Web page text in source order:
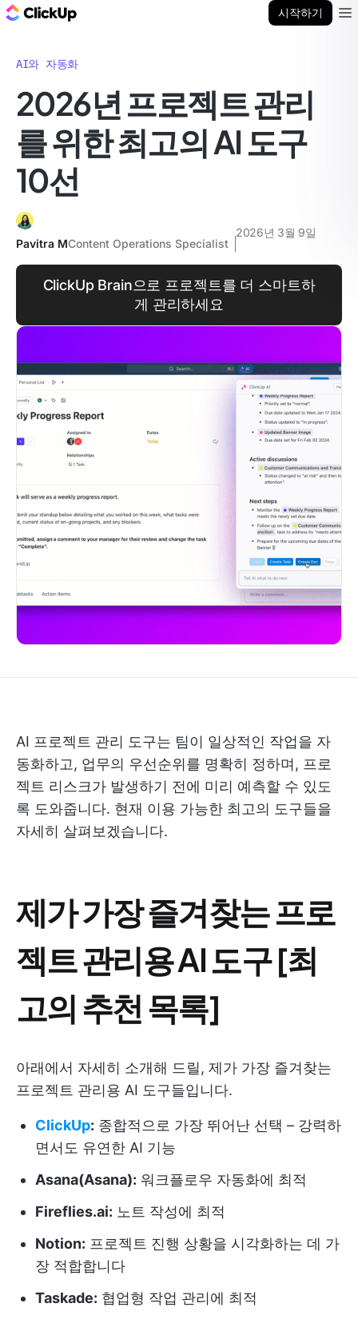
시작하기
AI와 자동화
2026년 프로젝트 관리
를 위한 최고의 AI 도구
10선
Pavitra MContent Operations Specialist
2026년 3월 9일
ClickUp Brain으로 프로젝트를 더 스마트하
게 관리하세요
AI 프로젝트 관리 도구는 팀이 일상적인 작업을 자
동화하고, 업무의 우선순위를 명확히 정하며, 프로
젝트 리스크가 발생하기 전에 미리 예측할 수 있도
록 도와줍니다. 현재 이용 가능한 최고의 도구들을
자세히 살펴보겠습니다.
제가 가장 즐겨찾는 프로
젝트 관리용 AI 도구 [최
고의 추천 목록]
아래에서 자세히 소개해 드릴, 제가 가장 즐겨찾는
프로젝트 관리용 AI 도구들입니다.
ClickUp: 종합적으로 가장 뛰어난 선택 – 강력하
면서도 유연한 AI 기능
Asana(Asana): 워크플로우 자동화에 최적
Fireflies.ai: 노트 작성에 최적
Notion: 프로젝트 진행 상황을 시각화하는 데 가
장 적합합니다
Taskade: 협업형 작업 관리에 최적